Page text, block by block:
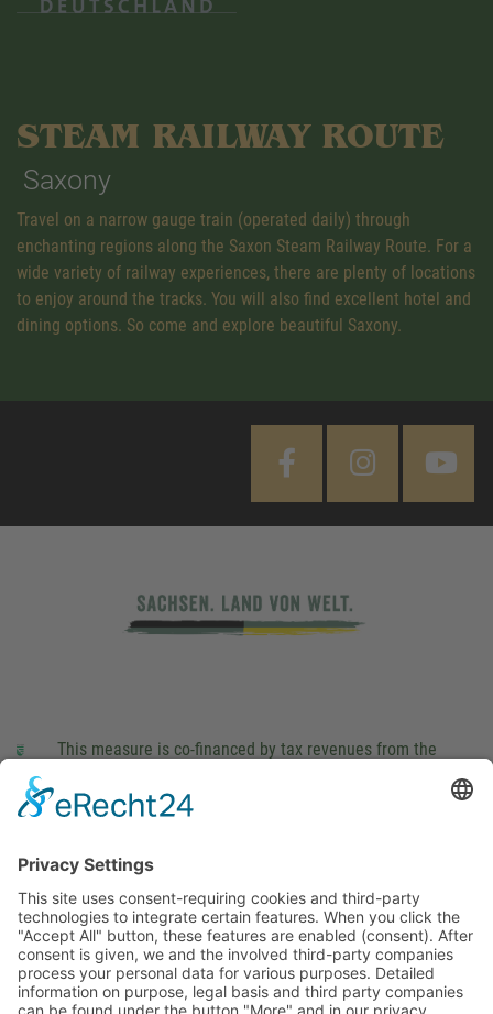
STEAM RAILWAY ROUTE
Saxony
Travel on a narrow gauge train (operated daily) through
enchanting regions along the Saxon Steam Railway Route. For a
wide variety of railway experiences, there are plenty of locations
to enjoy around the tracks. You will also find excellent hotel and
dining options. So come and explore beautiful Saxony.
This measure is co-financed by tax revenues from the
Landtag (parliament).
This site uses consent-requiring cookies and third-party
technologies to integrate certain features. When you click the
"Accept All" button, these features are enabled (consent).